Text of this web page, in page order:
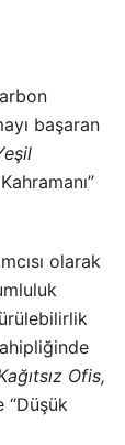
başaran
olarak
Ofis,
“Düşük